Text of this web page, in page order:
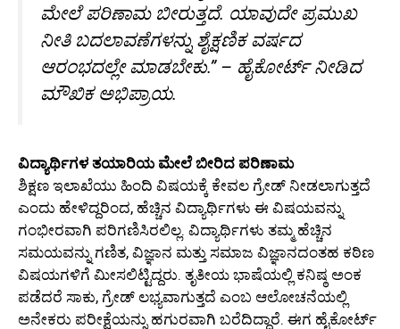
ಮೇಲೆ ಪರಿಣಾಮ ಬೀರುತ್ತದೆ. ಯಾವುದೇ ಪ್ರಮುಖ
ನೀತಿ ಬದಲಾವಣೆಗಳನ್ನು ಶೈಕ್ಷಣಿಕ ವರ್ಷದ
ಆರಂಭದಲ್ಲೇ ಮಾಡಬೇಕು.” – ಹೈಕೋರ್ಟ್ ನೀಡಿದ
ಮೌಖಿಕ ಅಭಿಪ್ರಾಯ.
ವಿದ್ಯಾರ್ಥಿಗಳ ತಯಾರಿಯ ಮೇಲೆ ಬೀರಿದ ಪರಿಣಾಮ
ಶಿಕ್ಷಣ ಇಲಾಖೆಯು ಹಿಂದಿ ವಿಷಯಕ್ಕೆ ಕೇವಲ ಗ್ರೇಡ್ ನೀಡಲಾಗುತ್ತದೆ
ಎಂದು ಹೇಳಿದ್ದರಿಂದ, ಹೆಚ್ಚಿನ ವಿದ್ಯಾರ್ಥಿಗಳು ಈ ವಿಷಯವನ್ನು
ಗಂಭೀರವಾಗಿ ಪರಿಗಣಿಸಿರಲಿಲ್ಲ. ವಿದ್ಯಾರ್ಥಿಗಳು ತಮ್ಮ ಹೆಚ್ಚಿನ
ಸಮಯವನ್ನು ಗಣಿತ, ವಿಜ್ಞಾನ ಮತ್ತು ಸಮಾಜ ವಿಜ್ಞಾನದಂತಹ ಕಠಿಣ
ವಿಷಯಗಳಿಗೆ ಮೀಸಲಿಟ್ಟಿದ್ದರು. ತೃತೀಯ ಭಾಷೆಯಲ್ಲಿ ಕನಿಷ್ಠ ಅಂಕ
ಪಡೆದರೆ ಸಾಕು, ಗ್ರೇಡ್ ಲಭ್ಯವಾಗುತ್ತದೆ ಎಂಬ ಆಲೋಚನೆಯಲ್ಲಿ
ಅನೇಕರು ಪರೀಕ್ಷೆಯನ್ನು ಹಗುರವಾಗಿ ಬರೆದಿದ್ದಾರೆ. ಈಗ ಹೈಕೋರ್ಟ್